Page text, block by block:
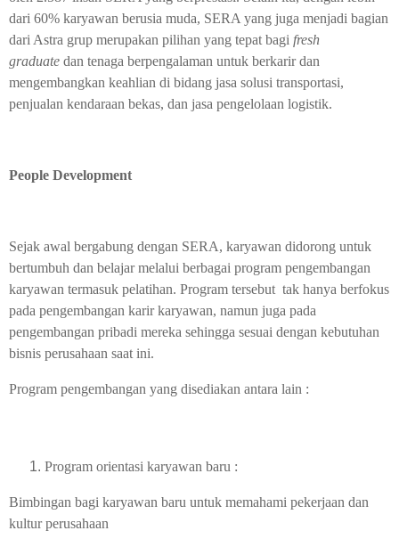
dari 60% karyawan berusia muda, SERA yang juga menjadi bagian
dari Astra grup merupakan pilihan yang tepat bagi fresh
graduate dan tenaga berpengalaman untuk berkarir dan
mengembangkan keahlian di bidang jasa solusi transportasi,
penjualan kendaraan bekas, dan jasa pengelolaan logistik.
People Development
Sejak awal bergabung dengan SERA, karyawan didorong untuk
bertumbuh dan belajar melalui berbagai program pengembangan
karyawan termasuk pelatihan. Program tersebut tak hanya berfokus
pada pengembangan karir karyawan, namun juga pada
pengembangan pribadi mereka sehingga sesuai dengan kebutuhan
bisnis perusahaan saat ini.
Program pengembangan yang disediakan antara lain :
Program orientasi karyawan baru :
Bimbingan bagi karyawan baru untuk memahami pekerjaan dan
kultur perusahaan